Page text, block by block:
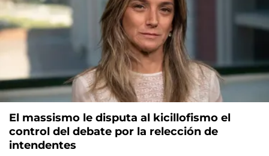
El massismo le disputa al kicillofismo el
control del debate por la relección de
intendentes